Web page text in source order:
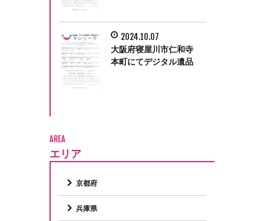
2024.10.07
大阪府寝屋川市仁和寺
本町にてデジタル遺品
AREA
エリア
京都府
兵庫県